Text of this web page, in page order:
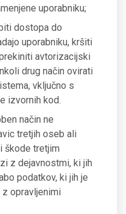
uporabniku;
dostopa do
uporabniku, kršiti
avtorizacijski
drug način ovirati
vključno s
izvornih kod.
način ne
tretjih oseb ali
škode tretjim
z dejavnostmi, ki jih
podatkov, ki jih je
opravljenimi